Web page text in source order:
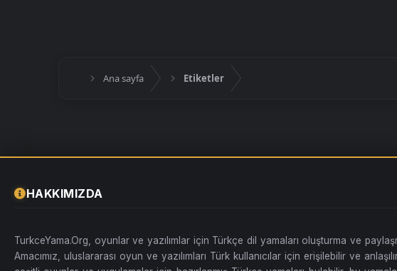
Ana sayfa Etiketler
HAKKIMIZDA
TurkceYama.Org, oyunlar ve yazılımlar için Türkçe dil yamaları oluşturma ve
Amacımız, uluslararası oyun ve yazılımları Türk kullanıcılar için erişilebilir ve